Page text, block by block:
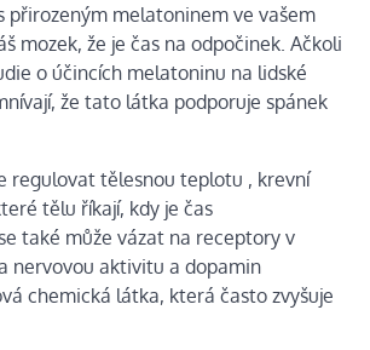
přirozeným melatoninem ve vašem
mozek, že je čas na odpočinek. Ačkoli
o účincích melatoninu na lidské
že tato látka podporuje spánek
regulovat tělesnou teplotu , krevní
tělu říkají, kdy je čas
také může vázat na receptory v
nervovou aktivitu a dopamin
chemická látka, která často zvyšuje